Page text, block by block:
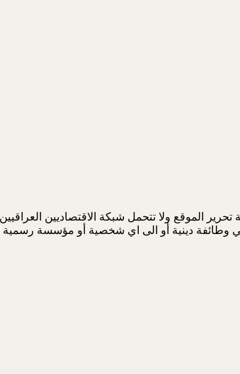
الموقع ولا تتحمل شبكة الاقتصاديين العراقيين
وطائفة دينية أو الى اي شخصية أو مؤسسة رسمية